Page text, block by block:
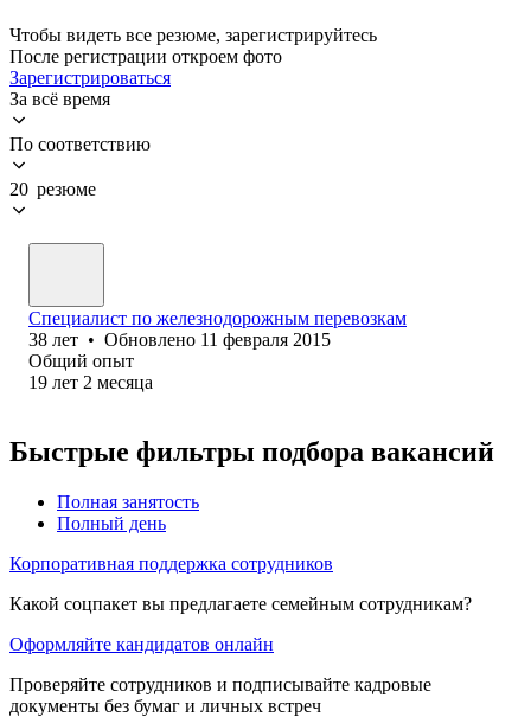
Чтобы видеть все резюме, зарегистрируйтесь
После регистрации откроем фото
Зарегистрироваться
За всё время
По соответствию
20 резюме
Специалист по железнодорожным перевозкам
38 лет • Обновлено 11 февраля 2015
Общий опыт
19 лет 2 месяца
Быстрые фильтры подбора вакансий
Полная занятость
Полный день
Корпоративная поддержка сотрудников
Какой соцпакет вы предлагаете семейным сотрудникам?
Оформляйте кандидатов онлайн
Проверяйте сотрудников и подписывайте кадровые
документы без бумаг и личных встреч